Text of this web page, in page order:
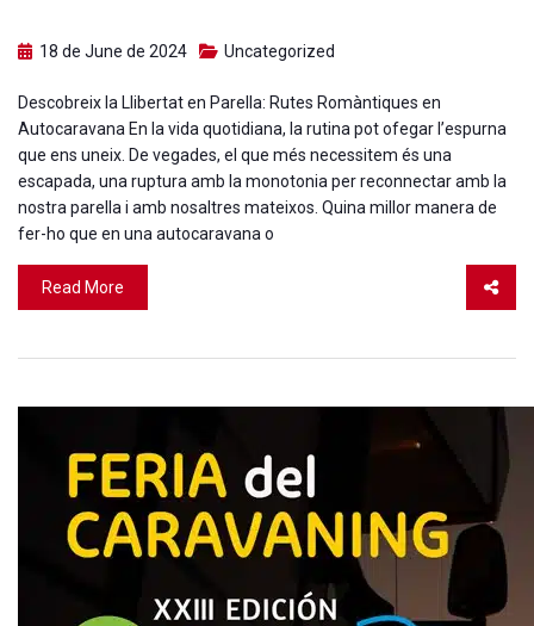
18 de June de 2024 Uncategorized
Descobreix la Llibertat en Parella: Rutes Romàntiques en
Autocaravana En la vida quotidiana, la rutina pot ofegar l’espurna
que ens uneix. De vegades, el que més necessitem és una
escapada, una ruptura amb la monotonia per reconnectar amb la
nostra parella i amb nosaltres mateixos. Quina millor manera de
fer-ho que en una autocaravana o
Read More